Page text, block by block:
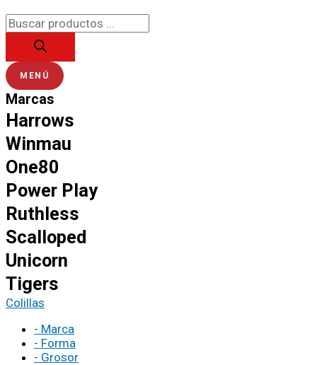
al
contenido
de
productos
MENÚ
Marcas
Harrows
Winmau
One80
Power Play
Ruthless
Scalloped
Unicorn
Tigers
Colillas
- Marca
- Forma
- Grosor